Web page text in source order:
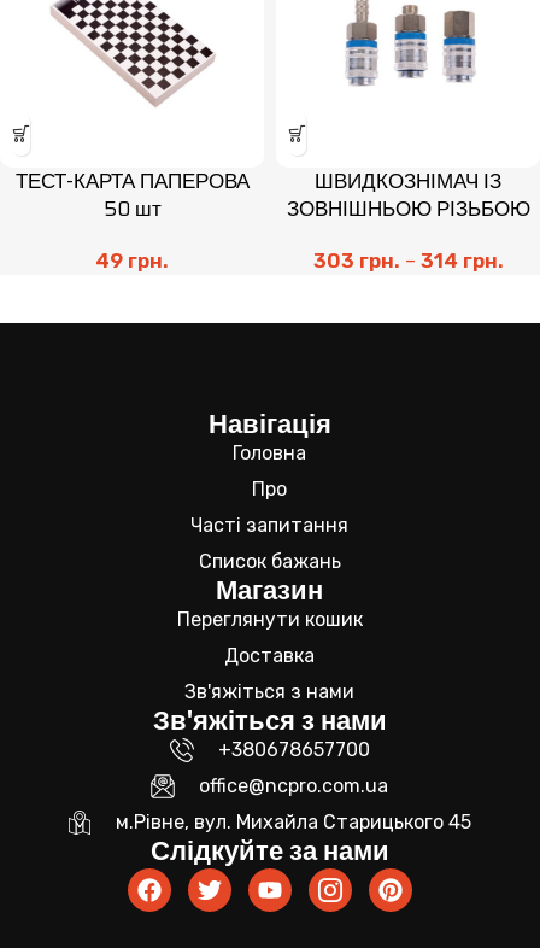
ТЕСТ-КАРТА ПАПЕРОВА
50 шт
49 грн.
ШВИДКОЗНІМАЧ ІЗ
ЗОВНІШНЬОЮ РІЗЬБОЮ
303 грн. – 314 грн.
Навігація
Головна
Про
Часті запитання
Список бажань
Магазин
Переглянути кошик
Доставка
Зв'яжіться з нами
Зв'яжіться з нами
+380678657700
office@ncpro.com.ua
м.Рівне, вул. Михайла Старицького 45
Слідкуйте за нами